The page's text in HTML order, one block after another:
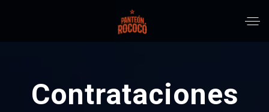
Contrataciones